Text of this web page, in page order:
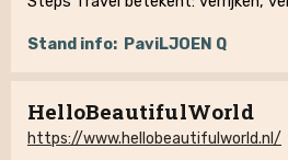
Stand info: PaviLJOEN Q
HelloBeautifulWorld
https://www.hellobeautifulworld.nl/